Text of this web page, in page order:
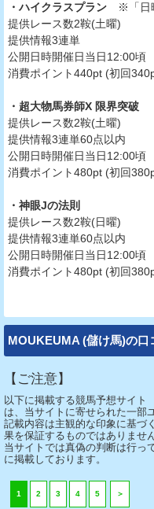
・ハイクラスプラン
※「日
提供レース数2鞍(土曜)
提供情報3連単
公開日時開催日当日12:00頃
消費ポイント440pt (初回
・超大物馬券師X 限界突破
提供レース数2鞍(土曜)
提供情報3連単60点以内
公開日時開催日当日12:00頃
消費ポイント480pt (初回
・神眼Jの法則
提供レース数2鞍(日曜)
提供情報3連単60点以内
公開日時開催日当日12:00頃
消費ポイント480pt (初回
MOUKEUMA (儲け馬)の口
【ご注意】
以下に掲載する競馬予想サイト
は、当サイトに寄せられた一部
記載内容は主観的な印象に基づ
果を保証するものではありません
当サイトでは真偽の判断は行っ
に掲載しております。
1 2 3 4 5 ＞